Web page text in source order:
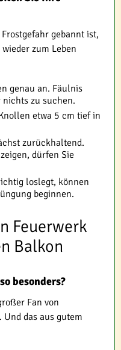
gebannt ist,
zum Leben
genau an. Fäulnis
zu suchen.
etwa 5 cm tief in
zurückhaltend.
dürfen Sie
loslegt, können
beginnen.
Feuerwerk
Balkon
besonders?
Fan von
das aus gutem